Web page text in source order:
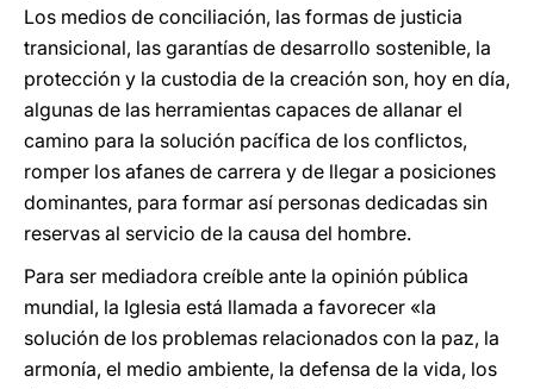
Los medios de conciliación, las formas de justicia
transicional, las garantías de desarrollo sostenible, la
protección y la custodia de la creación son, hoy en día,
algunas de las herramientas capaces de allanar el
camino para la solución pacífica de los conflictos,
romper los afanes de carrera y de llegar a posiciones
dominantes, para formar así personas dedicadas sin
reservas al servicio de la causa del hombre.
Para ser mediadora creíble ante la opinión pública
mundial, la Iglesia está llamada a favorecer «la
solución de los problemas relacionados con la paz, la
armonía, el medio ambiente, la defensa de la vida, los